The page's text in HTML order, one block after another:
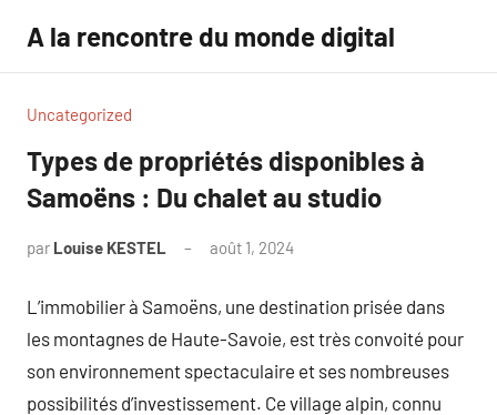
contenu
A la rencontre du monde digital
Uncategorized
Types de propriétés disponibles à
Samoëns : Du chalet au studio
par Louise KESTEL août 1, 2024
L’immobilier à Samoëns, une destination prisée dans
les montagnes de Haute-Savoie, est très convoité pour
son environnement spectaculaire et ses nombreuses
possibilités d’investissement. Ce village alpin, connu